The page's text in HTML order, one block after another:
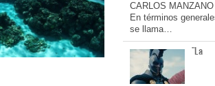
CARLOS MANZANO
En términos
se llama…
"La